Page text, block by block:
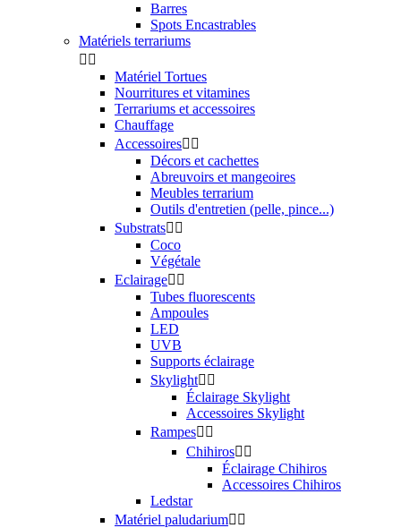
Barres
Spots Encastrables
Matériels terrariums
 
Matériel Tortues
Nourritures et vitamines
Terrariums et accessoires
Chauffage
Accessoires 
Décors et cachettes
Abreuvoirs et mangeoires
Meubles terrarium
Outils d'entretien (pelle, pince...)
Substrats 
Coco
Végétale
Eclairage 
Tubes fluorescents
Ampoules
LED
UVB
Supports éclairage
Skylight 
Éclairage Skylight
Accessoires Skylight
Rampes 
Chihiros 
Éclairage Chihiros
Accessoires Chihiros
Ledstar
Matériel paludarium 